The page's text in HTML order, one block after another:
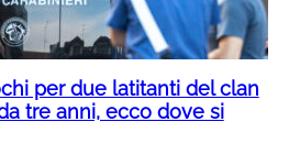
per due latitanti del clan
tre anni, ecco dove si